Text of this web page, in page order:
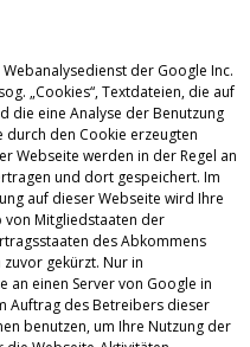
der Google Inc.
„Cookies“, Textdateien, die auf
die eine Analyse der Benutzung
durch den Cookie erzeugten
Webseite werden in der Regel an
und dort gespeichert. Im
auf dieser Webseite wird Ihre
von Mitgliedstaaten der
des Abkommens
gekürzt. Nur in
an einen Server von Google in
Auftrag des Betreibers dieser
benutzen, um Ihre Nutzung der